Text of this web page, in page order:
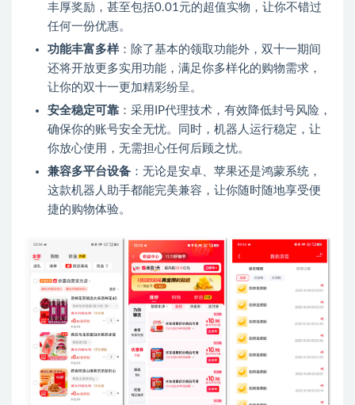
丰厚奖励，甚至包括0.01元的超值实物，让你不错过
任何一份优惠。
功能丰富多样 ：除了基本的领取功能外，双十一期间
还将开放更多实用功能，满足你多样化的购物需求，
让你的双十一更加精彩纷呈。
安全稳定可靠 ：采用IP代理技术，有效降低封号风险，
确保你的账号安全无忧。同时，机器人运行稳定，让
你放心使用，无需担心任何后顾之忧。
兼容多平台设备 ：无论是安卓、苹果还是鸿蒙系统，
这款机器人助手都能完美兼容，让你随时随地享受便
捷的购物体验。